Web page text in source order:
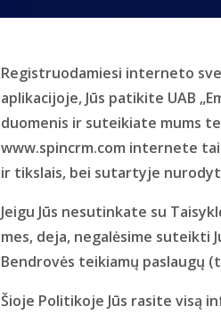
Registruodamiesi interneto
aplikacijoje, Jūs patikite UAB
duomenis ir suteikiate mums
www.spincrm.com internete
ir tikslais, bei sutartyje
Jeigu Jūs nesutinkate su
mes, deja, negalėsime suteikti
Bendrovės teikiamų paslaugų
Šioje Politikoje Jūs rasite visą